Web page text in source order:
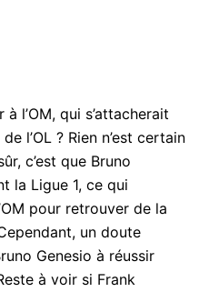
l’OM, qui s’attacherait
l’OL ? Rien n’est certain
c’est que Bruno
la Ligue 1, ce qui
pour retrouver de la
un doute
Genesio à réussir
à voir si Frank